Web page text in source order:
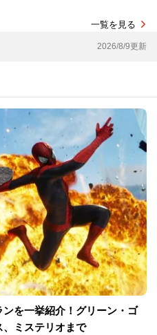
一覧を見る
2026/8/9更新
ンを一挙紹介！グリーン・ゴ
ミステリオまで